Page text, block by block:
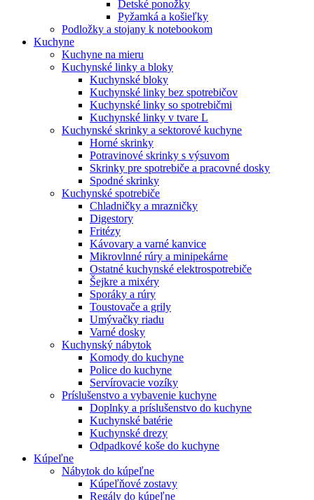
Detské ponožky
Pyžamká a košieľky
Podložky a stojany k notebookom
Kuchyne
Kuchyne na mieru
Kuchynské linky a bloky
Kuchynské bloky
Kuchynské linky bez spotrebičov
Kuchynské linky so spotrebičmi
Kuchynské linky v tvare L
Kuchynské skrinky a sektorové kuchyne
Horné skrinky
Potravinové skrinky s výsuvom
Skrinky pre spotrebiče a pracovné dosky
Spodné skrinky
Kuchynské spotrebiče
Chladničky a mrazničky
Digestory
Fritézy
Kávovary a varné kanvice
Mikrovlnné rúry a minipekárne
Ostatné kuchynské elektrospotrebiče
Šejkre a mixéry
Sporáky a rúry
Toustovače a grily
Umývačky riadu
Varné dosky
Kuchynský nábytok
Komody do kuchyne
Police do kuchyne
Servírovacie vozíky
Príslušenstvo a vybavenie kuchyne
Doplnky a príslušenstvo do kuchyne
Kuchynské batérie
Kuchynské drezy
Odpadkové koše do kuchyne
Kúpeľne
Nábytok do kúpeľne
Kúpeľňové zostavy
Regály do kúpeľne